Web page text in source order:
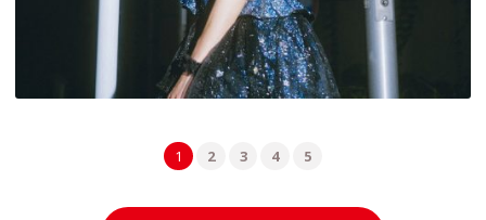
1 2 3 4 5